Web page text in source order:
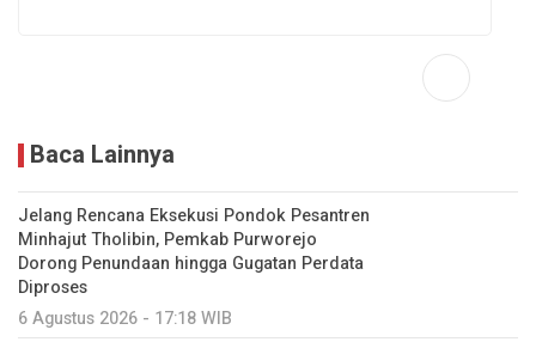
Baca Lainnya
Jelang Rencana Eksekusi Pondok Pesantren
Minhajut Tholibin, Pemkab Purworejo
Dorong Penundaan hingga Gugatan Perdata
Diproses
6 Agustus 2026 - 17:18 WIB